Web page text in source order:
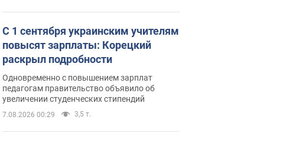
С 1 сентября украинским учителям
повысят зарплаты: Корецкий
раскрыл подробности
Одновременно с повышением зарплат
педагогам правительство объявило об
увеличении студенческих стипендий
7.08.2026 00:29 3,5 т.